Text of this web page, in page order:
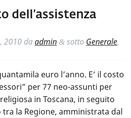
dell’assistenza
2010 daadmin & sotto Generale,
euro l’anno. E’ il costo
per 77 neo-assunti per
in Toscana, in seguito
la Regione, amministrata dal